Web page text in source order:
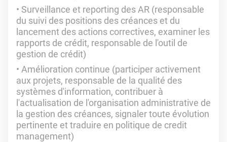
Surveillance et reporting des AR (responsable
du suivi des positions des créances et du
lancement des actions correctives, examiner les
rapports de crédit, responsable de l'outil de
gestion de crédit)
Amélioration continue (participer activement
aux projets, responsable de la qualité des
systèmes d'information, contribuer à
l'actualisation de l'organisation administrative de
la gestion des créances, signaler toute évolution
pertinente et traduire en politique de credit
management)